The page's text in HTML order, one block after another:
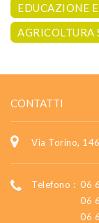
EDUCAZIONE
AGRICOLTURA
CONTATTI
Via Torino,
Telefono : 06
06
06